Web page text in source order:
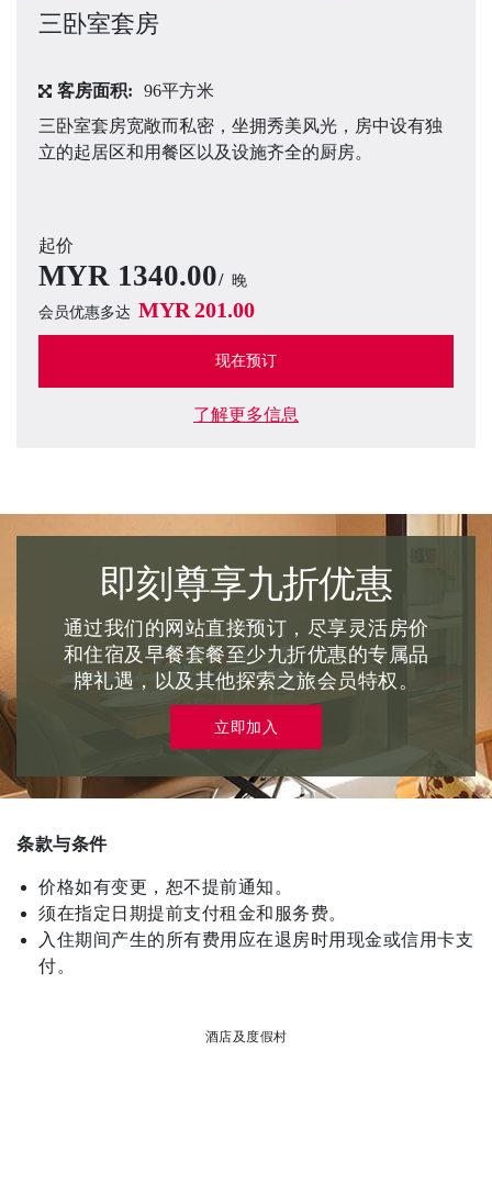
三卧室套房
客房面积:
96平方米
三卧室套房宽敞而私密，坐拥秀美风光，房中设有独
立的起居区和用餐区以及设施齐全的厨房。
起价
MYR 1340.00
晚
会员优惠多达 MYR 201.00
现在预订
了解更多信息
即刻尊享九折优惠
通过我们的网站直接预订，尽享灵活房价
和住宿及早餐套餐至少九折优惠的专属品
牌礼遇，以及其他探索之旅会员特权。
立即加入
条款与条件
价格如有变更，恕不提前通知。
须在指定日期提前支付租金和服务费。
入住期间产生的所有费用应在退房时用现金或信用卡支
付。
酒店及度假村